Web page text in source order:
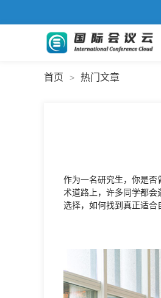
首页 > 热门文章
作为一名研究生，你是
术道路上，许多同学都
选择，如何找到真正适合